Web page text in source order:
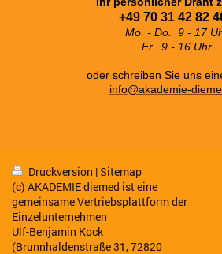
+49 70 31 42 82
Mo. - Do. 9 - 17
Fr. 9 - 16 Uhr
oder schreiben Sie uns
info@akademie-
Druckversion |Sitemap
(c) AKADEMIE diemed ist eine
gemeinsame Vertriebsplattform der
Einzelunternehmen
Ulf-Benjamin Kock
(Brunnhaldenstraße 31, 72820